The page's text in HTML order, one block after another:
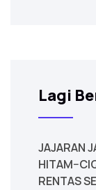
Lagi
JAJARAN
RENTAS